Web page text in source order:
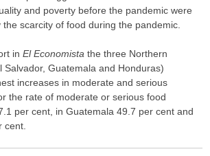
and poverty before the pandemic were
scarcity of food during the pandemic.
inEl Economista the three Northern
Salvador, Guatemala and Honduras)
increases in moderate and serious
the rate of moderate or serious food
per cent, in Guatemala 49.7 per cent and
cent.